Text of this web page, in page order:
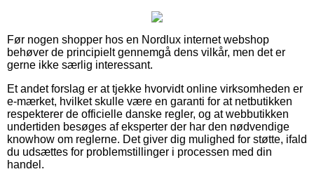
Før nogen shopper hos en Nordlux internet webshop
behøver de principielt gennemgå dens vilkår, men det er
gerne ikke særlig interessant.
Et andet forslag er at tjekke hvorvidt online virksomheden er
e-mærket, hvilket skulle være en garanti for at netbutikken
respekterer de officielle danske regler, og at webbutikken
undertiden besøges af eksperter der har den nødvendige
knowhow om reglerne. Det giver dig mulighed for støtte, ifald
du udsættes for problemstillinger i processen med din
handel.